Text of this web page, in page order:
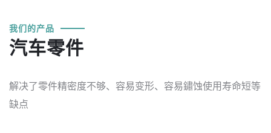
我们的产品
汽车零件
解决了零件精密度不够、容易变形、容易鏽蚀使用寿命短等
缺点